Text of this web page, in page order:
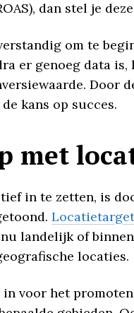
dan stel je
om te
er genoeg data
Door
kans op succes.
met
in te zetten, is
landelijk of
locaties.
voor het